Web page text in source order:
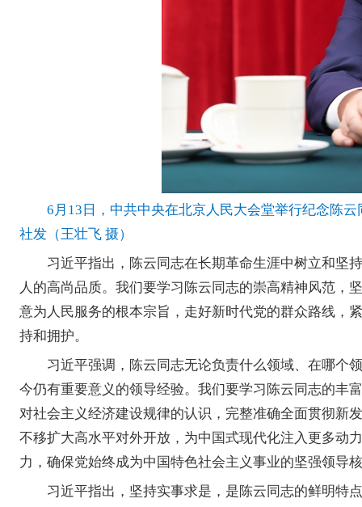
6月13日，中共中央在北京人民大会堂举行纪念陈
社发（王壮飞 摄）
习近平指出，陈云同志在长期革命生涯中树立和坚
人的高尚品质。我们要学习陈云同志的崇高精神风范，
意为人民服务的根本宗旨，走好新时代党的群众路线，
持和拥护。
习近平强调，陈云同志无论负责什么领域、在哪个
今仍有重要意义的领导经验。我们要学习陈云同志的丰
对社会主义经济建设规律的认识，完整准确全面贯彻新
不移扩大高水平对外开放，为中国式现代化注入更多动
力，确保党始终成为中国特色社会主义事业的坚强领导
习近平指出，坚持实事求是，是陈云同志的鲜明特